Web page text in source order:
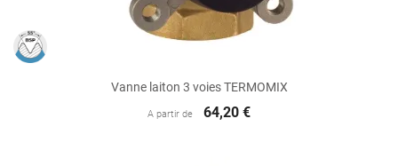
Vanne laiton 3 voies TERMOMIX
A partir de 64,20 €